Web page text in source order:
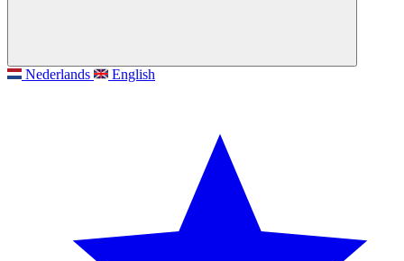
Nederlands English